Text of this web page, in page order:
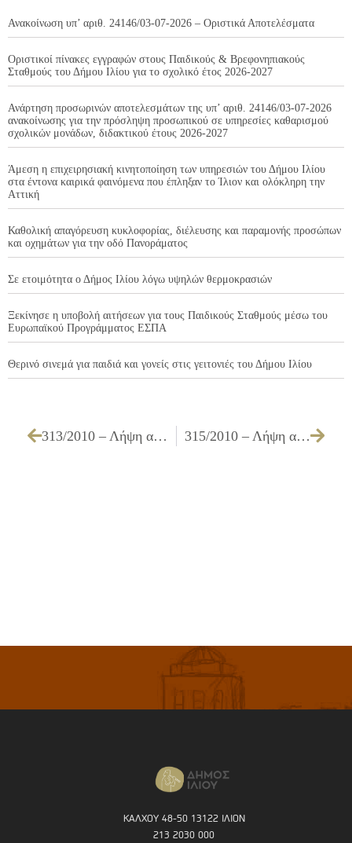
Ανακοίνωση υπ’ αριθ. 24146/03-07-2026 – Οριστικά Αποτελέσματα
Οριστικοί πίνακες εγγραφών στους Παιδικούς & Βρεφονηπιακούς
Σταθμούς του Δήμου Ιλίου για το σχολικό έτος 2026-2027
Ανάρτηση προσωρινών αποτελεσμάτων της υπ’ αριθ. 24146/03-07-2026
ανακοίνωσης για την πρόσληψη προσωπικού σε υπηρεσίες καθαρισμού
σχολικών μονάδων, διδακτικού έτους 2026-2027
Άμεση η επιχειρησιακή κινητοποίηση των υπηρεσιών του Δήμου Ιλίου
στα έντονα καιρικά φαινόμενα που έπληξαν το Ίλιον και ολόκληρη την
Αττική
Καθολική απαγόρευση κυκλοφορίας, διέλευσης και παραμονής προσώπων
και οχημάτων για την οδό Πανοράματος
Σε ετοιμότητα ο Δήμος Ιλίου λόγω υψηλών θερμοκρασιών
Ξεκίνησε η υποβολή αιτήσεων για τους Παιδικούς Σταθμούς μέσω του
Ευρωπαϊκού Προγράμματος ΕΣΠΑ
Θερινό σινεμά για παιδιά και γονείς στις γειτονιές του Δήμου Ιλίου
313/2010 – Λήψη απόφασης για σύναψη προγραμματικής σύμβασης μεταξύ Δήμου Ιλίου – Κ.Α.Π.Η. ΔΗΜΟΥ ΙΛΙΟΥ – Δ.Ε.Κ.Α. Ιλίου για υλοποίηση κοινωνικού προγράμματος στα ΚΑΠΗ Ιλίου 315/2010 – Λήψη απόφασης αποδοχής ή μη της προτάσεως του από 08/07/2010 πρακτικού της Επιτροπής επίλυσης με συμβιβασμό των φορολογικών διαφορών του Δήμου Ιλίου με τον ΣΙΑΧΟ ΙΩΑΝΝΗ του ΚΩΝ/ΝΟΥ
ΚΑΛΧΟΥ 48-50 13122 ΙΛΙΟΝ
213 2030 000